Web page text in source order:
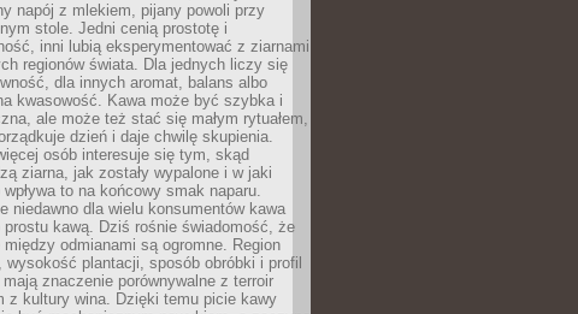
napój z mlekiem, pijany powoli przy
stole. Jedni cenią prostotę i
inni lubią eksperymentować z ziarnami
regionów świata. Dla jednych liczy się
dla innych aromat, balans albo
kwasowość. Kawa może być szybka i
ale może też stać się małym rytuałem,
dzień i daje chwilę skupienia.
osób interesuje się tym, skąd
ziarna, jak zostały wypalone i w jaki
to na końcowy smak naparu.
niedawno dla wielu konsumentów kawa
prostu kawą. Dziś rośnie świadomość, że
między odmianami są ogromne. Region
wysokość plantacji, sposób obróbki i profil
mają znaczenie porównywalne z terroir
z kultury wina. Dzięki temu picie kawy